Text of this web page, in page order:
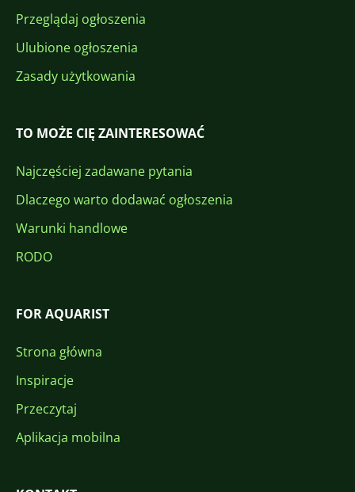
Przeglądaj ogłoszenia
Ulubione ogłoszenia
Zasady użytkowania
TO MOŻE CIĘ ZAINTERESOWAĆ
Najczęściej zadawane pytania
Dlaczego warto dodawać ogłoszenia
Warunki handlowe
RODO
FOR AQUARIST
Strona główna
Inspiracje
Przeczytaj
Aplikacja mobilna